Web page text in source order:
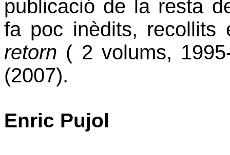
publicació de la resta
fa poc inèdits,
retorn ( 2 volums,
(2007).
Enric Pujol